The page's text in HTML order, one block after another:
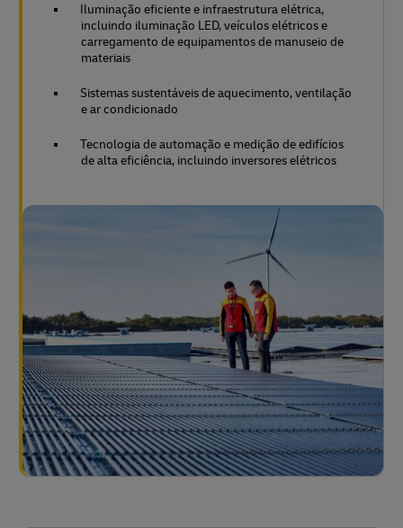
Iluminação eficiente e infraestrutura elétrica,
incluindo iluminação LED, veículos elétricos e
carregamento de equipamentos de manuseio de
materiais
Sistemas sustentáveis de aquecimento, ventilação
e ar condicionado
Tecnologia de automação e medição de edifícios
de alta eficiência, incluindo inversores elétricos